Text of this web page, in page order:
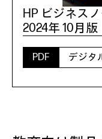
HP ビジネス
2024年 10月版
PDF デジタ